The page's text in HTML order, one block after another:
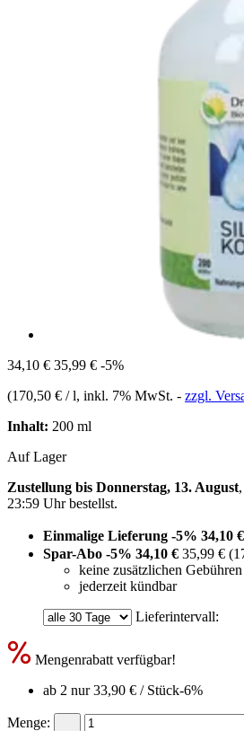
34,10 € 35,99 € -5%
(170,50 € / l, inkl. 7% MwSt. - zzgl.
Inhalt: 200 ml
Auf Lager
Zustellung bis Donnerstag, 13. August
23:59 Uhrbestellst.
Einmalige Lieferung -5% 34,10 €
Spar-Abo -5% 34,10 € 35,99 €
keine zusätzlichen Gebühren
jederzeit kündbar
Lieferintervall:
Mengenrabatt verfügbar!
ab 2 nur33,90 € / Stück-6%
Menge: